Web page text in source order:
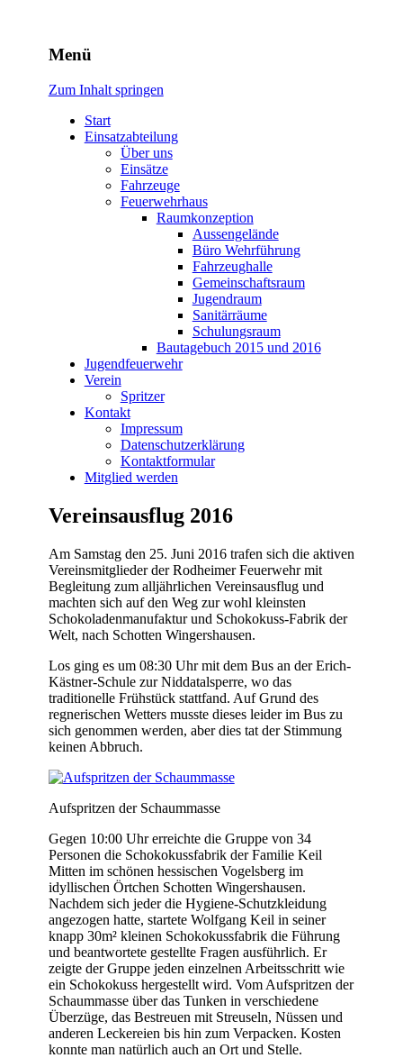
Freiwillige Feuerwehr
Rodheim v.d.H.
Menü
Zum Inhalt springen
Start
Einsatzabteilung
Über uns
Einsätze
Fahrzeuge
Feuerwehrhaus
Raumkonzeption
Aussengelände
Büro Wehrführung
Fahrzeughalle
Gemeinschaftsraum
Jugendraum
Sanitärräume
Schulungsraum
Bautagebuch 2015 und 2016
Jugendfeuerwehr
Verein
Spritzer
Kontakt
Impressum
Datenschutzerklärung
Kontaktformular
Mitglied werden
Vereinsausflug 2016
Am Samstag den 25. Juni 2016 trafen sich die aktiven
Vereinsmitglieder der Rodheimer Feuerwehr mit
Begleitung zum alljährlichen Vereinsausflug und
machten sich auf den Weg zur wohl kleinsten
Schokoladenmanufaktur und Schokokuss-Fabrik der
Welt, nach Schotten Wingershausen.
Los ging es um 08:30 Uhr mit dem Bus an der Erich-
Kästner-Schule zur Niddatalsperre, wo das
traditionelle Frühstück stattfand. Auf Grund des
regnerischen Wetters musste dieses leider im Bus zu
sich genommen werden, aber dies tat der Stimmung
keinen Abbruch.
Aufspritzen der Schaummasse
Gegen 10:00 Uhr erreichte die Gruppe von 34
Personen die Schokokussfabrik der Familie Keil
Mitten im schönen hessischen Vogelsberg im
idyllischen Örtchen Schotten Wingershausen.
Nachdem sich jeder die Hygiene-Schutzkleidung
angezogen hatte, startete Wolfgang Keil in seiner
knapp 30m² kleinen Schokokussfabrik die Führung
und beantwortete gestellte Fragen ausführlich. Er
zeigte der Gruppe jeden einzelnen Arbeitsschritt wie
ein Schokokuss hergestellt wird. Vom Aufspritzen der
Schaummasse über das Tunken in verschiedene
Überzüge, das Bestreuen mit Streuseln, Nüssen und
anderen Leckereien bis hin zum Verpacken. Kosten
konnte man natürlich auch an Ort und Stelle.